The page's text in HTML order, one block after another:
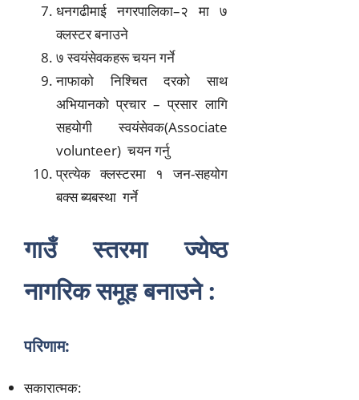
धनगढीमाई नगरपालिका–२ मा ७
क्लस्टर बनाउने
७ स्वयंसेवकहरू चयन गर्ने
नाफाको निश्चित दरको साथ
अभियानको प्रचार – प्रसार लागि
सहयोगी स्वयंसेवक(Associate
volunteer) चयन गर्नु
प्रत्येक क्लस्टरमा १ जन-सहयोग
बक्स ब्यबस्था गर्ने
गाउँ स्तरमा ज्येष्ठ
नागरिक समूह बनाउने :
परिणाम:
सकारात्मक: